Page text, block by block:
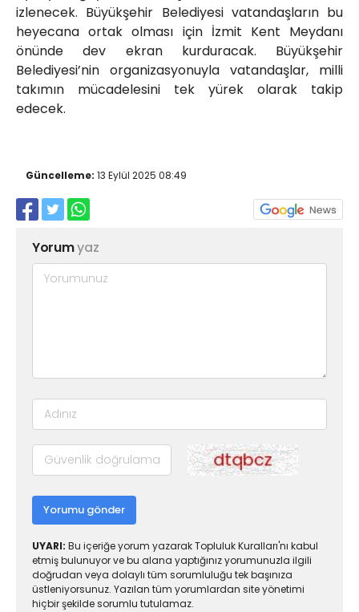
izlenecek. Büyükşehir Belediyesi vatandaşların bu
heyecana ortak olması için İzmit Kent Meydanı
önünde dev ekran kurduracak. Büyükşehir
Belediyesi’nin organizasyonuyla vatandaşlar, milli
takımın mücadelesini tek yürek olarak takip
edecek.
Güncelleme: 13 Eylül 2025 08:49
Yorumyaz
Yorumu gönder
UYARI: Bu içeriğe yorum yazarak Topluluk Kuralları'nı kabul
etmiş bulunuyor ve bu alana yaptığınız yorumunuzla ilgili
doğrudan veya dolaylı tüm sorumluluğu tek başınıza
üstleniyorsunuz. Yazılan tüm yorumlardan site yönetimi
hiçbir şekilde sorumlu tutulamaz.